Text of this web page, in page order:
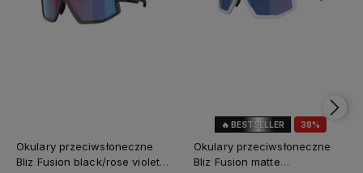
Okulary przeciwsłoneczne
Bliz Fusion black/rose violet
38%
OKAZJA
🔥 BESTSELLER
Okulary przeciwsłoneczne
Bliz Fusion matte